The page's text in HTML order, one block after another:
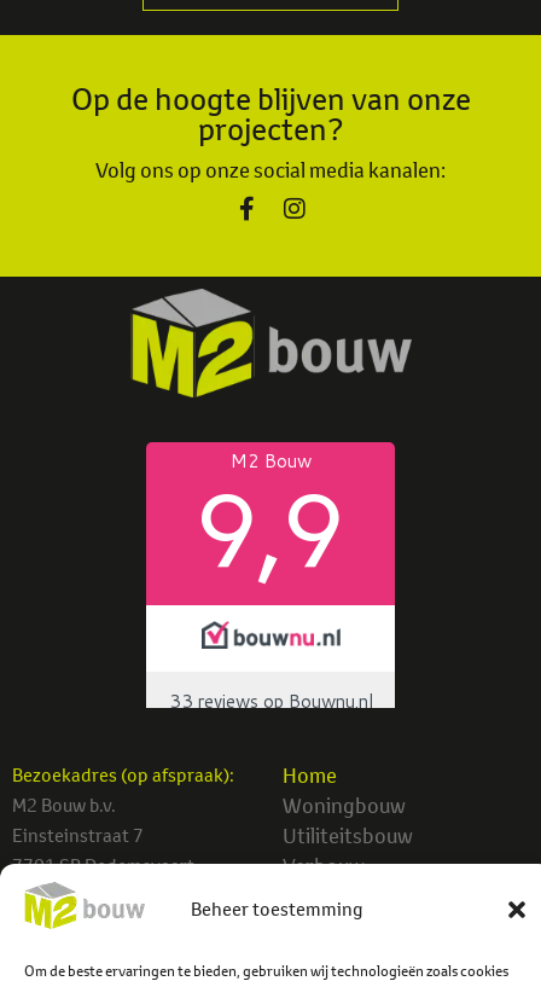
Beheer toestemming
Om de beste ervaringen te bieden, gebruiken wij technologieën zoals cookies
Op de hoogte blijven van onze
projecten?
Volg ons op onze social media kanalen:
Bezoekadres (op afspraak):
M2 Bouw b.v.
Einsteinstraat 7
7701 SB Dedemsvaart
info@m2bouw.nl
Home
Woningbouw
Utiliteitsbouw
Verbouw
Projecten
Contact